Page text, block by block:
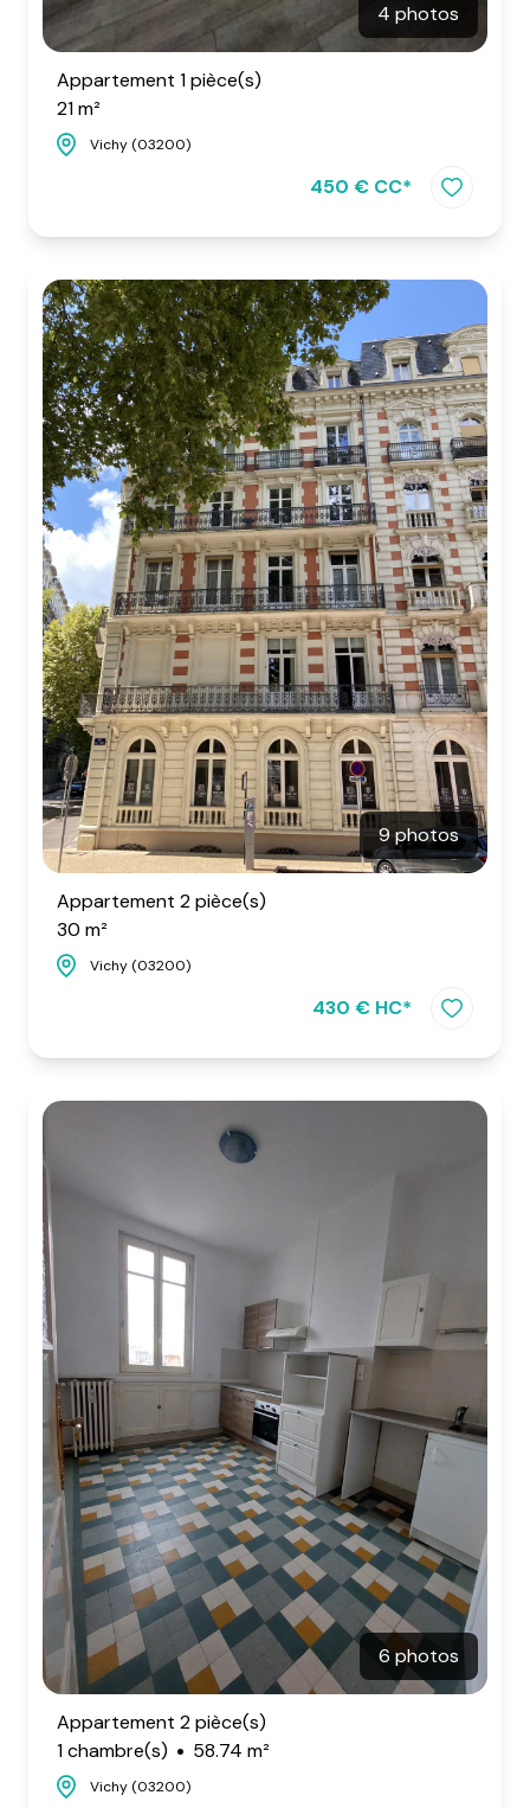
4 photos
Appartement 1 pièce(s)
21 m²
Vichy (03200)
450 € CC*
9 photos
Appartement 2 pièce(s)
30 m²
Vichy (03200)
430 € HC*
6 photos
Appartement 2 pièce(s)
1 chambre(s)
58.74 m²
Vichy (03200)